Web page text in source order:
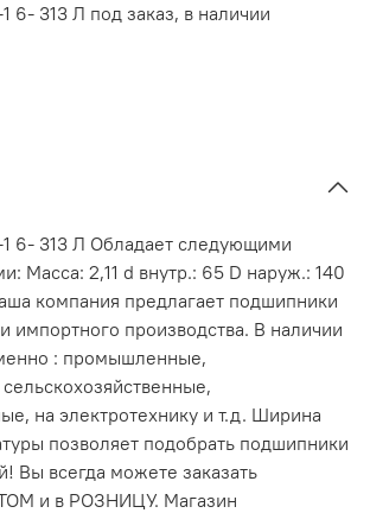
6- 313 Л под заказ, в наличии
6- 313 Л Обладает следующими
Масса: 2,11 d внутр.: 65 D наруж.: 140
компания предлагает подшипники
импортного производства. В наличии
: промышленные,
на электротехнику и т.д. Ширина
позволяет подобрать подшипники
Вы всегда можете заказать
и в РОЗНИЦУ. Магазин